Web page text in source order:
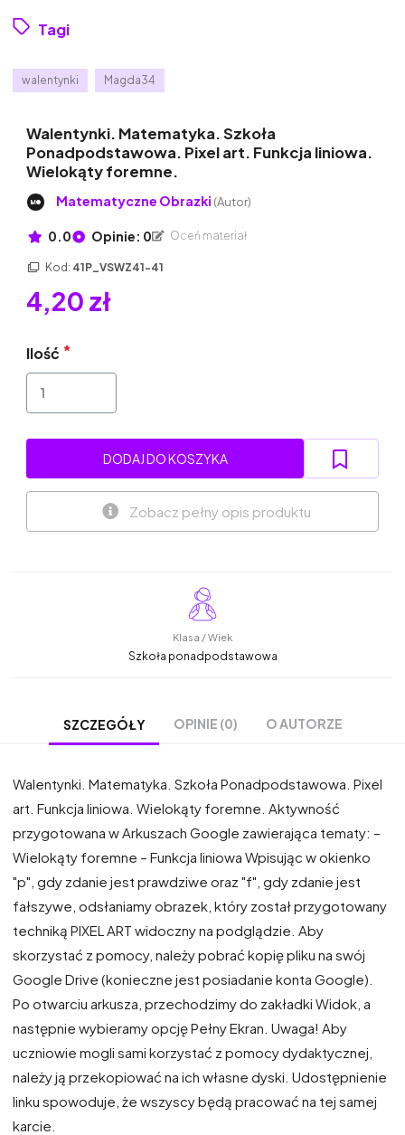
Tagi
walentynki Magda34
Walentynki. Matematyka. Szkoła
Ponadpodstawowa. Pixel art. Funkcja liniowa.
Wielokąty foremne.
Matematyczne Obrazki (Autor)
0.0 Opinie: 0 Oceń materiał
Kod: 41P_VSWZ41-41
4,20 zł
Ilość
DODAJ DO KOSZYKA
Zobacz pełny opis produktu
Klasa / Wiek
Szkoła ponadpodstawowa
SZCZEGÓŁY OPINIE (0) O AUTORZE
Walentynki. Matematyka. Szkoła Ponadpodstawowa. Pixel
art. Funkcja liniowa. Wielokąty foremne. Aktywność
przygotowana w Arkuszach Google zawierająca tematy: –
Wielokąty foremne – Funkcja liniowa Wpisując w okienko
"p", gdy zdanie jest prawdziwe oraz "f", gdy zdanie jest
fałszywe, odsłaniamy obrazek, który został przygotowany
techniką PIXEL ART widoczny na podglądzie. Aby
skorzystać z pomocy, należy pobrać kopię pliku na swój
Google Drive (konieczne jest posiadanie konta Google).
Po otwarciu arkusza, przechodzimy do zakładki Widok, a
następnie wybieramy opcję Pełny Ekran. Uwaga! Aby
uczniowie mogli sami korzystać z pomocy dydaktycznej,
należy ją przekopiować na ich własne dyski. Udostępnienie
linku spowoduje, że wszyscy będą pracować na tej samej
karcie.